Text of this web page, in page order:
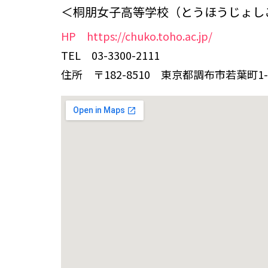
＜桐朋女子高等学校（とうほうじょ
HP https://chuko.toho.ac.jp/
TEL 03-3300-2111
住所 〒182-8510 東京都調布市若葉町